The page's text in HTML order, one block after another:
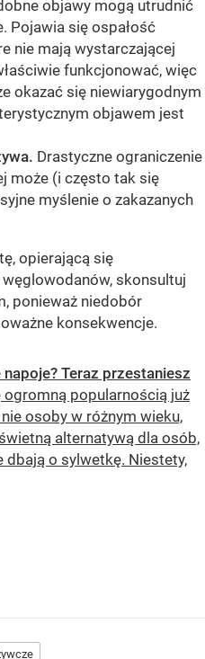
objawy mogą utrudnić
Pojawia się ospałość
nie mają wystarczającej
funkcjonować, więc
okazać się niewiarygodnym
objawem jest
Drastyczne ograniczenie
może (i często tak się
myślenie o zakazanych
opierającą się
skonsultuj
ponieważ niedobór
konsekwencje.
Teraz przestaniesz
ogromną popularnością już
osoby w różnym wieku,
alternatywą dla osób,
dbają o sylwetkę. Niestety,